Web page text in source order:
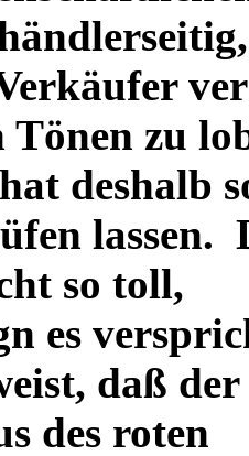
Tönen zu
deshalb
lassen.
so toll,
es
daß
des roten